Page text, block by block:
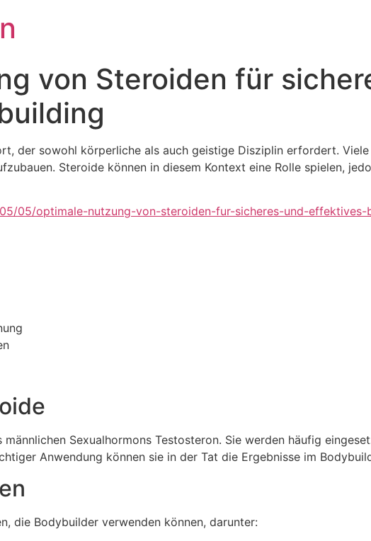
von Steroiden für
der sowohl körperliche als auch geistige Disziplin erfordert. Viele
Steroide können in diesem Kontext eine Rolle spielen,
05/optimale-nutzung-von-steroiden-fur-sicheres-und-
Sexualhormons Testosteron. Sie werden häufig
Anwendung können sie in der Tat die Ergebnisse im
die Bodybuilder verwenden können, darunter: